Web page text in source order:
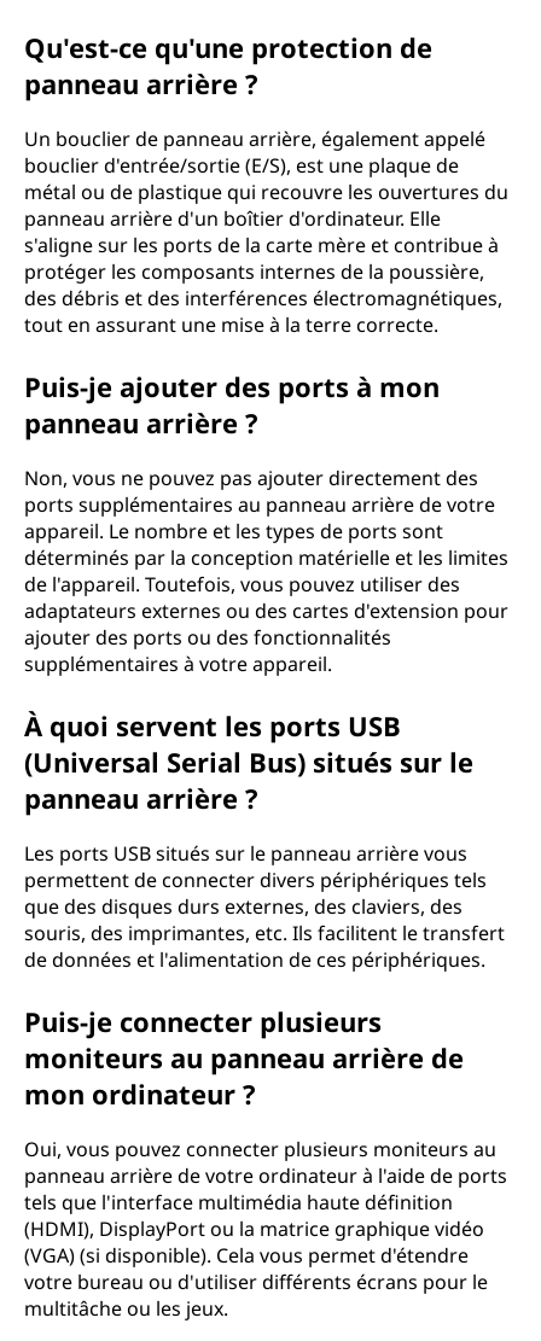
Qu'est-ce qu'une protection de
panneau arrière ?
Un bouclier de panneau arrière, également appelé
bouclier d'entrée/sortie (E/S), est une plaque de
métal ou de plastique qui recouvre les ouvertures du
panneau arrière d'un boîtier d'ordinateur. Elle
s'aligne sur les ports de la carte mère et contribue à
protéger les composants internes de la poussière,
des débris et des interférences électromagnétiques,
tout en assurant une mise à la terre correcte.
Puis-je ajouter des ports à mon
panneau arrière ?
Non, vous ne pouvez pas ajouter directement des
ports supplémentaires au panneau arrière de votre
appareil. Le nombre et les types de ports sont
déterminés par la conception matérielle et les limites
de l'appareil. Toutefois, vous pouvez utiliser des
adaptateurs externes ou des cartes d'extension pour
ajouter des ports ou des fonctionnalités
supplémentaires à votre appareil.
À quoi servent les ports USB
(Universal Serial Bus) situés sur le
panneau arrière ?
Les ports USB situés sur le panneau arrière vous
permettent de connecter divers périphériques tels
que des disques durs externes, des claviers, des
souris, des imprimantes, etc. Ils facilitent le transfert
de données et l'alimentation de ces périphériques.
Puis-je connecter plusieurs
moniteurs au panneau arrière de
mon ordinateur ?
Oui, vous pouvez connecter plusieurs moniteurs au
panneau arrière de votre ordinateur à l'aide de ports
tels que l'interface multimédia haute définition
(HDMI), DisplayPort ou la matrice graphique vidéo
(VGA) (si disponible). Cela vous permet d'étendre
votre bureau ou d'utiliser différents écrans pour le
multitâche ou les jeux.